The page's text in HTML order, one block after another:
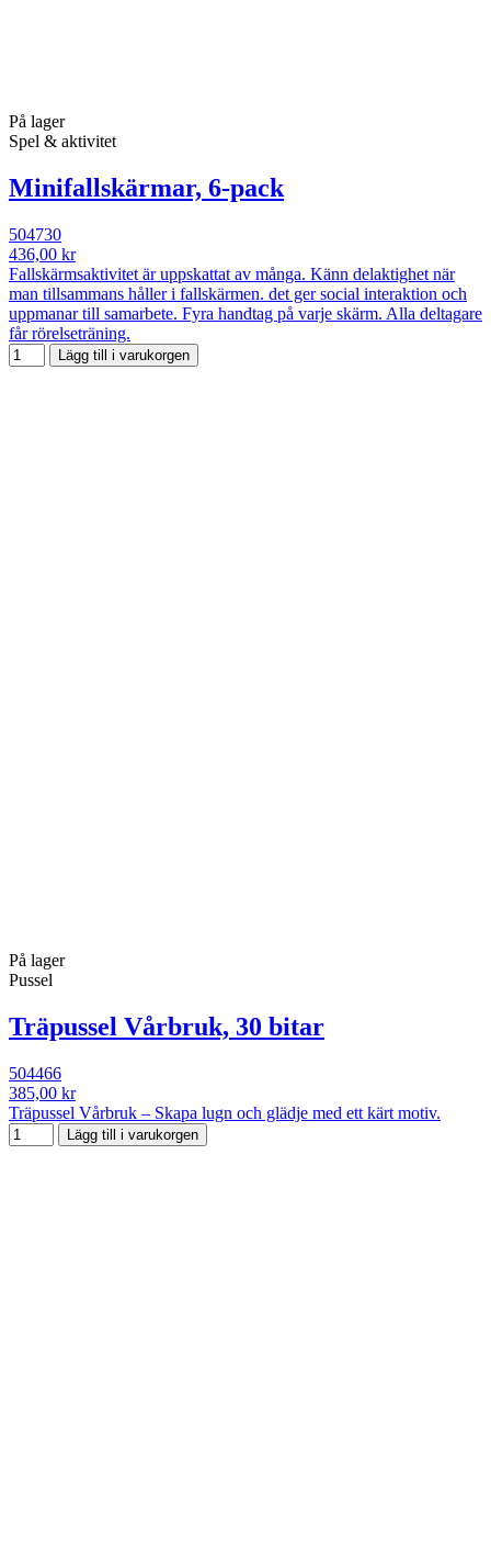
På lager
Spel & aktivitet
Minifallskärmar, 6-pack
504730
436,00 kr
Fallskärmsaktivitet är uppskattat av många. Känn delaktighet när
man tillsammans håller i fallskärmen. det ger social interaktion och
uppmanar till samarbete. Fyra handtag på varje skärm. Alla deltagare
får rörelseträning.
Lägg till i varukorgen
På lager
Pussel
Träpussel Vårbruk, 30 bitar
504466
385,00 kr
Träpussel Vårbruk – Skapa lugn och glädje med ett kärt motiv.
Lägg till i varukorgen